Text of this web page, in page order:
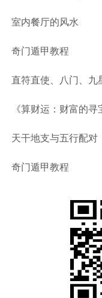
室内餐厅的风水
奇门遁甲教程
直符直使、八门、九
《算财运：财富的寻
天干地支与五行配对
奇门遁甲教程